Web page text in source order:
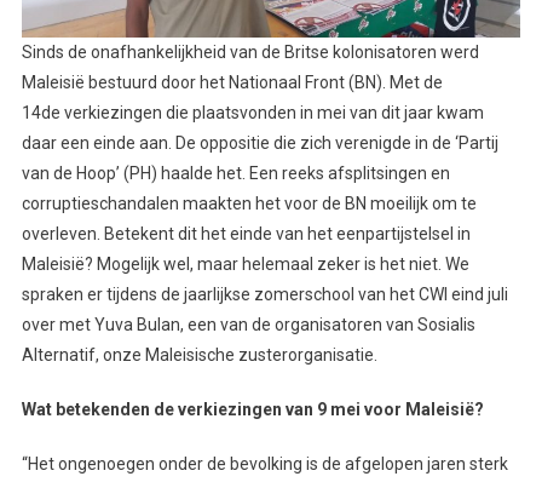
Sinds de onafhankelijkheid van de Britse kolonisatoren werd
Maleisië bestuurd door het Nationaal Front (BN). Met de
14de verkiezingen die plaatsvonden in mei van dit jaar kwam
daar een einde aan. De oppositie die zich verenigde in de ‘Partij
van de Hoop’ (PH) haalde het. Een reeks afsplitsingen en
corruptieschandalen maakten het voor de BN moeilijk om te
overleven. Betekent dit het einde van het eenpartijstelsel in
Maleisië? Mogelijk wel, maar helemaal zeker is het niet. We
spraken er tijdens de jaarlijkse zomerschool van het CWI eind juli
over met Yuva Bulan, een van de organisatoren van Sosialis
Alternatif, onze Maleisische zusterorganisatie.
Wat betekenden de verkiezingen van 9 mei voor Maleisië?
“Het ongenoegen onder de bevolking is de afgelopen jaren sterk